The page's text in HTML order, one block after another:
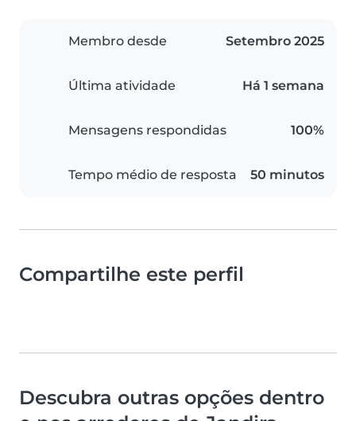
Membro desde Setembro 2025
Última atividade Há 1 semana
Mensagens respondidas 100%
Tempo médio de resposta 50 minutos
Compartilhe este perfil
Descubra outras opções dentro